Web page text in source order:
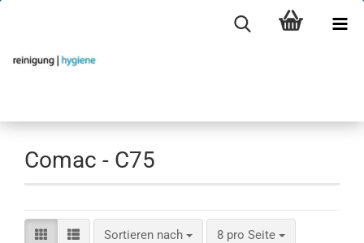
Comac - C75
Sortieren nach
Sortieren nach 8 pro Seite
pro Seite